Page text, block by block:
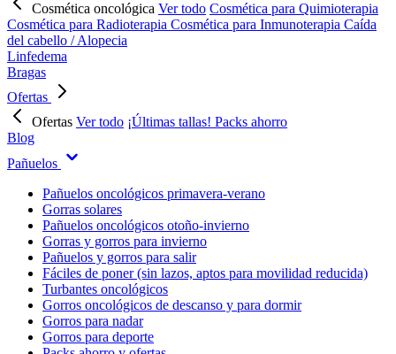
Cosmética oncológica Ver todo Cosmética para Quimioterapia
Cosmética para Radioterapia Cosmética para Inmunoterapia Caída
del cabello / Alopecia
Linfedema
Bragas
Ofertas
Ofertas Ver todo ¡Últimas tallas! Packs ahorro
Blog
Pañuelos
Pañuelos oncológicos primavera-verano
Gorras solares
Pañuelos oncológicos otoño-invierno
Gorras y gorros para invierno
Pañuelos y gorros para salir
Fáciles de poner (sin lazos, aptos para movilidad reducida)
Turbantes oncológicos
Gorros oncológicos de descanso y para dormir
Gorros para nadar
Gorros para deporte